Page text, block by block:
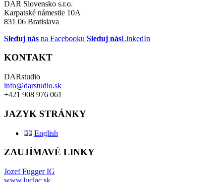
DAR Slovensko s.r.o.
Karpatské námestie 10A
831 06 Bratislava
Sleduj nás na Facebooku Sleduj násLinkedIn
KONTAKT
DARstudio
info@darstudio.sk
+421 908 976 061
JAZYK STRÁNKY
English
ZAUJÍMAVÉ LINKY
Jozef Fugger IG
www.luclac.sk